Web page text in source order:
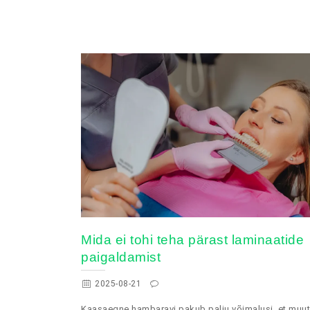
Mida ei tohi teha pärast laminaatide
paigaldamist
2025-08-21